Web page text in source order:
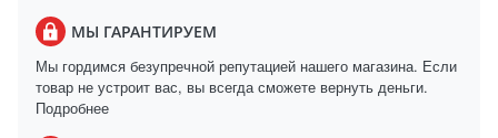
МЫ ГАРАНТИРУЕМ
Мы гордимся безупречной репутацией нашего магазина. Если
товар не устроит вас, вы всегда сможете вернуть деньги.
Подробнее